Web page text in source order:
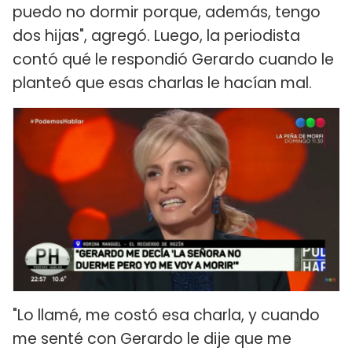
puedo no dormir porque, además, tengo
dos hijas", agregó. Luego, la periodista
contó qué le respondió Gerardo cuando le
planteó que esas charlas le hacían mal.
"Lo llamé, me costó esa charla, y cuando
me senté con Gerardo le dije que me